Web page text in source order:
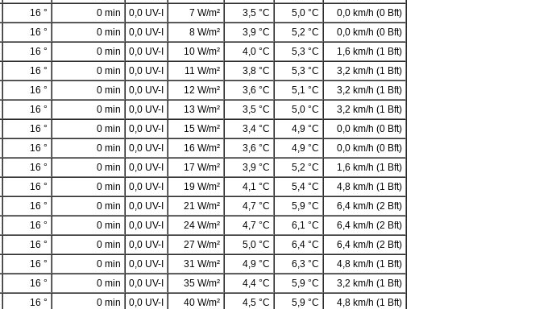
16 ° 0 min 0,0 UV-I 7 W/m² 3,5 °C 5,0 °C
0,0 km/h (0 Bft)
16 ° 0 min 0,0 UV-I 8 W/m² 3,9 °C 5,2 °C
0,0 km/h (0 Bft)
16 ° 0 min 0,0 UV-I 10 W/m² 4,0 °C 5,3 °C
1,6 km/h (1 Bft)
16 ° 0 min 0,0 UV-I 11 W/m² 3,8 °C 5,3 °C
3,2 km/h (1 Bft)
16 ° 0 min 0,0 UV-I 12 W/m² 3,6 °C 5,1 °C
3,2 km/h (1 Bft)
16 ° 0 min 0,0 UV-I 13 W/m² 3,5 °C 5,0 °C
3,2 km/h (1 Bft)
16 ° 0 min 0,0 UV-I 15 W/m² 3,4 °C 4,9 °C
0,0 km/h (0 Bft)
16 ° 0 min 0,0 UV-I 16 W/m² 3,6 °C 4,9 °C
0,0 km/h (0 Bft)
16 ° 0 min 0,0 UV-I 17 W/m² 3,9 °C 5,2 °C
1,6 km/h (1 Bft)
16 ° 0 min 0,0 UV-I 19 W/m² 4,1 °C 5,4 °C
4,8 km/h (1 Bft)
16 ° 0 min 0,0 UV-I 21 W/m² 4,7 °C 5,9 °C
6,4 km/h (2 Bft)
16 ° 0 min 0,0 UV-I 24 W/m² 4,7 °C 6,1 °C
6,4 km/h (2 Bft)
16 ° 0 min 0,0 UV-I 27 W/m² 5,0 °C 6,4 °C
6,4 km/h (2 Bft)
16 ° 0 min 0,0 UV-I 31 W/m² 4,9 °C 6,3 °C
4,8 km/h (1 Bft)
16 ° 0 min 0,0 UV-I 35 W/m² 4,4 °C 5,9 °C
3,2 km/h (1 Bft)
16 ° 0 min 0,0 UV-I 40 W/m² 4,5 °C 5,9 °C
4,8 km/h (1 Bft)